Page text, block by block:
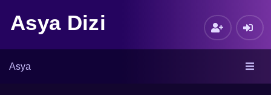
Asya Dizi
Asya